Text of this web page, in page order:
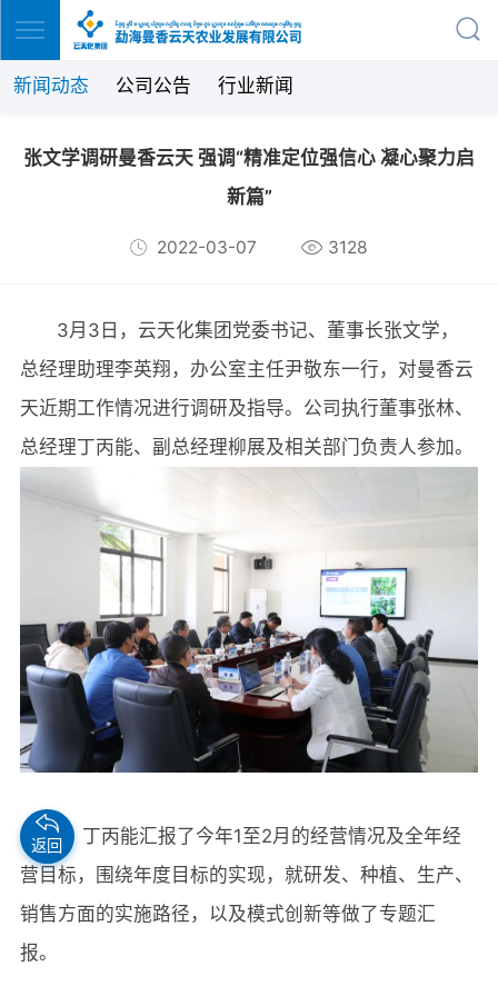
新闻动态 公司公告 行业新闻
张文学调研曼香云天 强调“精准定位强信心 凝心聚力启
新篇”
2022-03-07 3128
3月3日，云天化集团党委书记、董事长张文学，
总经理助理李英翔，办公室主任尹敬东一行，对曼香云
天近期工作情况进行调研及指导。公司执行董事张林、
总经理丁丙能、副总经理柳展及相关部门负责人参加。
会上，丁丙能汇报了今年1至2月的经营情况及全年经
营目标，围绕年度目标的实现，就研发、种植、生产、
销售方面的实施路径，以及模式创新等做了专题汇
报。
返回